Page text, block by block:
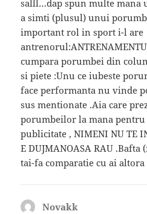
salll…dap spun multe mana
a simti (plusul) unui
important rol in sport i-l are
cumpara porumbei din
si piete :Unu ce iubeste
face performanta nu vinde
sus mentionate .Aia care
porumbeilor la mana pentru
publicitate , NIMENI NU TE
E DUJMANOASA RAU
tai-fa comparatie cu ai altora
Novakk